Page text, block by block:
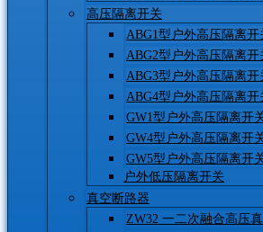
高压隔离开关
ABG1型户外高压隔离开
ABG2型户外高压隔离开
ABG3型户外高压隔离开
ABG4型户外高压隔离开
GW1型户外高压隔离开
GW4型户外高压隔离开
GW5型户外高压隔离开
户外低压隔离开关
真空断路器
ZW32 一二次融合高压